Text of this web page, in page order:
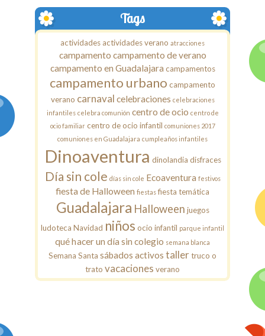
Tags
actividades actividades verano atracciones
campamento campamento de verano
campamento en Guadalajara campamentos
campamento urbano campamento
verano carnaval celebraciones celebraciones
infantiles celebra comunión centro de ocio centro de
ocio familiar centro de ocio infantil comuniones 2017
comuniones en Guadalajara cumpleaños infantiles
Dinoaventura dinolandia disfraces
Día sin cole días sin cole Ecoaventura festivos
fiesta de Halloween fiestas fiesta temática
Guadalajara Halloween juegos
ludoteca Navidad niños ocio infantil parque infantil
qué hacer un día sin colegio semana blanca
Semana Santa sábados activos tallertruco o
trato vacaciones verano